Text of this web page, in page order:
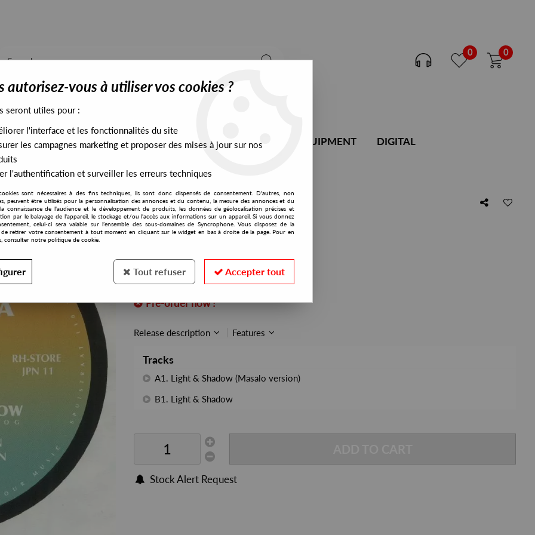
0 0
STOCK EXCLUSIVES PRESALES EXCLUSIVES DJ EQUIPMENT DIGITAL
& Shadow
Rush Hour
Manabu Nagayama
Light & Shadow
18,00 €incl. taxes
RH-STOREJPN11
Pre-order now !
Release description Features
Tracks
A1. Light & Shadow (Masalo version)
B1. Light & Shadow
Stock Alert Request
autorisez-vous à utiliser vos cookies ?
seront utiles pour :
l'interface et les fonctionnalités du site
les campagnes marketing et proposer des mises à jour sur nos
l'authentification et surveiller les erreurs techniques
sont nécessaires à des fins techniques, ils sont donc dispensés de consentement. D'autres, non
peuvent être utilisés pour la personnalisation des annonces et du contenu, la mesure des annonces et du
connaissance de l'audience et le développement de produits, les données de géolocalisation précises et
par le balayage de l'appareil, le stockage et/ou l'accès aux informations sur un appareil. Si vous donnez
celui-ci sera valable sur l’ensemble des sous-domaines de Syncrophone. Vous disposez de la
de retirer votre consentement à tout moment en cliquant sur le widget en bas à droite de la page. Pour en
consulter notre politique de cookie.
Tout refuser Accepter tout